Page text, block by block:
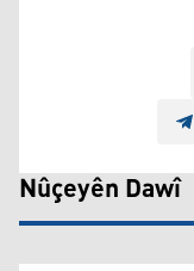
Nûçeyên Dawî